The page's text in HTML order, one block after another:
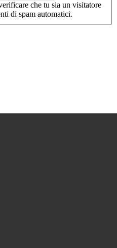
che tu sia un visitatore
umano e per impedire inserimenti di spam automatici.